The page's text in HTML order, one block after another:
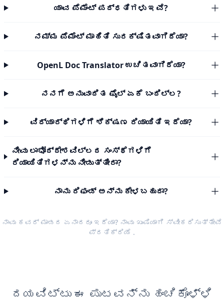
ಯಾವ ಪೆಮೆಂಟ್ ಪದ್ಧತಿಗಳು ಇವೆ?
ನಮ್ಮ ಪೆಮೆಂಟ್ ಮಾಹಿತಿ ಸುರಕ್ಷಿತವಾಗಿದೆಯಾ?
OpenL Doc Translator ಉಚಿತವಾಗಿದೆಯಾ?
ನನಗೆ ಅನುವಾದಿತ ಫೈಲ್ ಏಕೆ ಬಂದಿಲ್ಲ?
ವಿದ್ಯಾರ್ಥಿಗಳಿಗೆ ಶಿಕ್ಷಣ ರಿಯಾಯಿತಿ ಇದೆಯಾ?
ನೀವು ಲಾಭೋದ್ದೇಶವಿಲ್ಲದ ಸಂಸ್ಥೆಗಳಿಗೆ
ರಿಯಾಯಿತಿಗಳನ್ನು ನೀಡುತ್ತೀರಾ?
ನಾನು ರಿಫಂಡ್ ಅನ್ನು ಕೇಳಬಹುದಾ?
ನಾವು ಕವರ್ ಮಾಡದ ಏನಾದರೂ ಇದೆಯಾ? ನಾವು ಖುಷಿಯಾಗಿ ಸ್ವೀಕರಿಸುತ್ತೇವೆ
ಪ್ರತಿಕ್ರಿಯೆ .
ದಯವಿಟ್ಟು ಈ ಪುಟವನ್ನು ಹಂಚಿಕೊಳ್ಳಿ